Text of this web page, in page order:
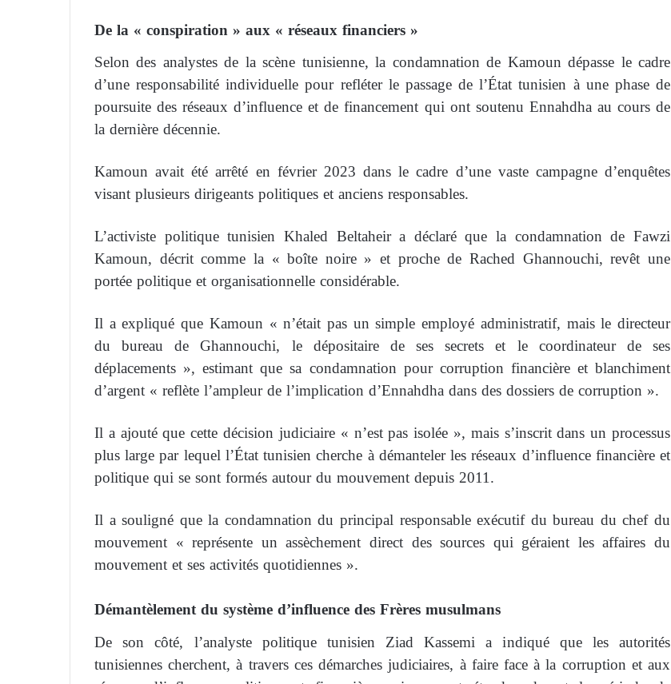
De la « conspiration » aux « réseaux financiers »
Selon des analystes de la scène tunisienne, la condamnation de Kamoun dépasse le cadre
d’une responsabilité individuelle pour refléter le passage de l’État tunisien à une phase de
poursuite des réseaux d’influence et de financement qui ont soutenu Ennahdha au cours de
la dernière décennie.
Kamoun avait été arrêté en février 2023 dans le cadre d’une vaste campagne d’enquêtes
visant plusieurs dirigeants politiques et anciens responsables.
L’activiste politique tunisien Khaled Beltaheir a déclaré que la condamnation de Fawzi
Kamoun, décrit comme la « boîte noire » et proche de Rached Ghannouchi, revêt une
portée politique et organisationnelle considérable.
Il a expliqué que Kamoun « n’était pas un simple employé administratif, mais le directeur
du bureau de Ghannouchi, le dépositaire de ses secrets et le coordinateur de ses
déplacements », estimant que sa condamnation pour corruption financière et blanchiment
d’argent « reflète l’ampleur de l’implication d’Ennahdha dans des dossiers de corruption ».
Il a ajouté que cette décision judiciaire « n’est pas isolée », mais s’inscrit dans un processus
plus large par lequel l’État tunisien cherche à démanteler les réseaux d’influence financière et
politique qui se sont formés autour du mouvement depuis 2011.
Il a souligné que la condamnation du principal responsable exécutif du bureau du chef du
mouvement « représente un assèchement direct des sources qui géraient les affaires du
mouvement et ses activités quotidiennes ».
Démantèlement du système d’influence des Frères musulmans
De son côté, l’analyste politique tunisien Ziad Kassemi a indiqué que les autorités
tunisiennes cherchent, à travers ces démarches judiciaires, à faire face à la corruption et aux